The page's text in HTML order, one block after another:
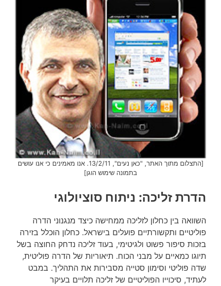
[התצלום מתוך האתר, "כאן נעים", 13/2/11. אנו מאמינים כי אנו עושים
בתמונה שימוש הוגן]
הדרת זליכה: ניתוח סוציולוגי
השוואה בין כחלון לזליכה ממחישה כיצד מנגנוני הדרה
פוליטיים ותקשורתיים פועלים בישראל. כחלון הוכלל בזירה
בזכות סיפור פשוט ולגיטימי, בעוד זליכה נדחק החוצה בשל
תיוגו כמאיים על מבני הכוח. תיאוריות של הדרה פוליטית,
שדה פוליטי וסימון סטייה מסבירות את התהליך. במבט
לעתיד, סיכוייו הפוליטיים של זליכה תלויים בעיקר